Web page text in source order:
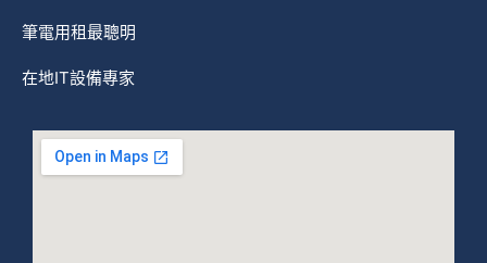
筆電用租最聰明
在地IT設備專家